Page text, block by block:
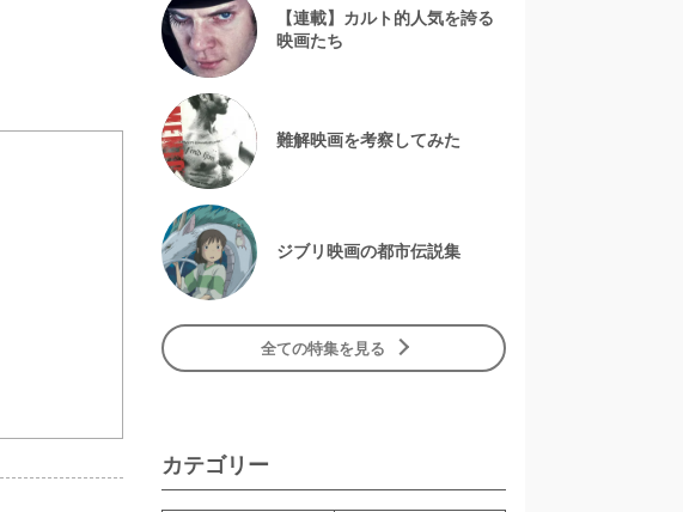
【連載】カルト的人気を誇る
映画たち
難解映画を考察してみた
ジブリ映画の都市伝説集
全ての特集を見る
カテゴリー